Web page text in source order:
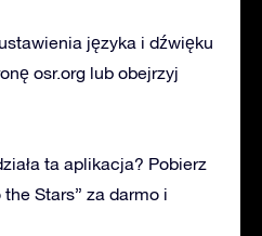
języka i dźwięku
osr.org lub obejrzyj
ta aplikacja? Pobierz
Stars” za darmo i